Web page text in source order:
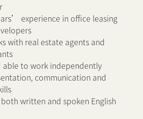
experience in office leasing
with real estate agents and
able to work independently
communication and
written and spoken English